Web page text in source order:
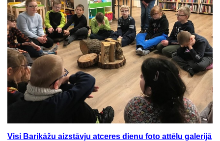
Visi Barikāžu aizstāvju atceres dienu foto attēlu galerijā